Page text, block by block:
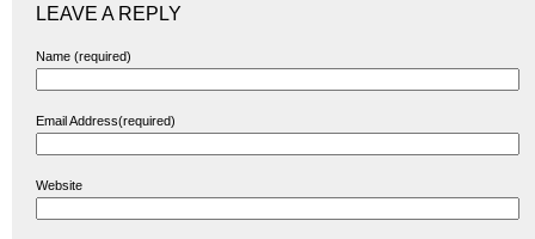
LEAVE A REPLY
Name (required)
Email Address(required)
Website